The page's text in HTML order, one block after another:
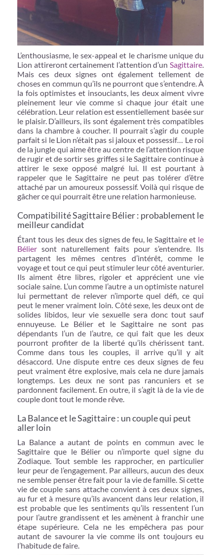
L’enthousiasme, le sex-appeal et le charisme unique du
Lion attireront certainement l’attention d’un Sagittaire.
Mais ces deux signes ont également tellement de
choses en commun qu’ils ne pourront que s’entendre. À
la fois optimistes et insouciants, les deux aiment vivre
pleinement leur vie comme si chaque jour était une
célébration. Leur relation est essentiellement basée sur
le plaisir. D’ailleurs, ils sont également très compatibles
dans la chambre à coucher. Il pourrait s’agir du couple
parfait si le Lion n’était pas si jaloux et possessif… Le roi
de la jungle qui aime être au centre de l’attention risque
de rugir et de sortir ses griffes si le Sagittaire continue à
attirer le sexe opposé malgré lui. Il est pourtant à
rappeler que le Sagittaire ne peut pas tolérer d’être
attaché par un amoureux possessif. Voilà qui risque de
gâcher ce qui pourrait être une relation harmonieuse.
Compatibilité Sagittaire Bélier : probablement le
meilleur candidat
Étant tous les deux des signes de feu, le Sagittaire et le
Bélier sont naturellement faits pour s’entendre. Ils
partagent les mêmes centres d’intérêt, comme le
voyage et tout ce qui peut stimuler leur côté aventurier.
Ils aiment être libres, rigoler et apprécient une vie
sociale saine. L’un comme l’autre a un optimiste naturel
lui permettant de relever n’importe quel défi, ce qui
peut le mener vraiment loin. Côté sexe, les deux ont de
solides libidos, leur vie sexuelle sera donc tout sauf
ennuyeuse. Le Bélier et le Sagittaire ne sont pas
dépendants l’un de l’autre, ce qui fait que les deux
pourront profiter de la liberté qu’ils chérissent tant.
Comme dans tous les couples, il arrive qu’il y ait
désaccord. Une dispute entre ces deux signes de feu
peut vraiment être explosive, mais cela ne dure jamais
longtemps. Les deux ne sont pas rancuniers et se
pardonnent facilement. En outre, il s’agit là de la vie de
couple dont tout le monde rêve.
La Balance et le Sagittaire : un couple qui peut
aller loin
La Balance a autant de points en commun avec le
Sagittaire que le Bélier ou n’importe quel signe du
Zodiaque. Tout semble les rapprocher, en particulier
leur peur de l’engagement. Par ailleurs, aucun des deux
ne semble penser être fait pour la vie de famille. Si cette
vie de couple sans attache convient à ces deux signes,
au fur et à mesure qu’ils avancent dans leur relation, il
est probable que les sentiments qu’ils ressentent l’un
pour l’autre grandissent et les amènent à franchir une
étape supérieure. Cela ne les empêchera pas pour
autant de savourer la vie comme ils ont toujours eu
l’habitude de faire.